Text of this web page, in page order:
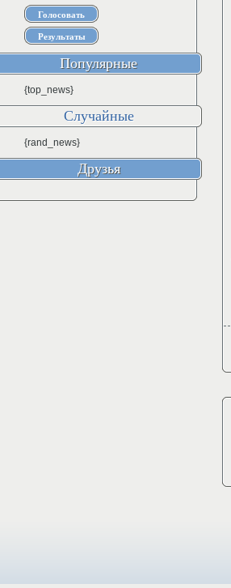
Популярные
{top_news}
Случайные
{rand_news}
Друзья